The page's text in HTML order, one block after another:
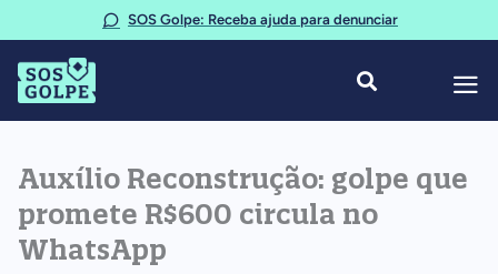
conteúdo
SOS Golpe: Receba ajuda para denunciar
Auxílio Reconstrução: golpe que
promete R$600 circula no
WhatsApp